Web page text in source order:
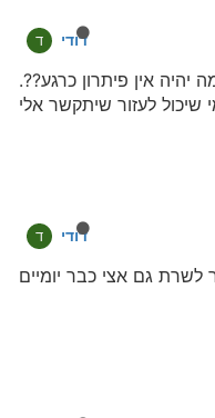
ד דודי
יהיה אין פיתרון כרגע??.
שיכול לעזור שיתקשר אלי
ד דודי